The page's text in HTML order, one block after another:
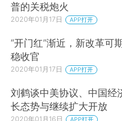
普的关税炮火
2020年01月17日 APP打开
“开门红”渐近，新改革可
稳收官
2020年01月17日 APP打开
刘鹤谈中美协议、中国经
长态势与继续扩大开放
2020年01月16日 APP打开